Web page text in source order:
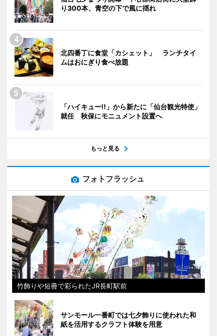
り300本、青空の下で風に揺れ
北四番丁に食堂「カシェット」 ランチタイ
ムはおにぎり食べ放題
「ハイキュー!!」から新たに「仙台観光特使」
就任 秋保にモニュメント設置へ
もっと見る
フォトフラッシュ
竹飾りや短冊で彩られたJR長町駅前
サンモール一番町では七夕飾りに使われた和
紙を活用するクラフト体験を用意